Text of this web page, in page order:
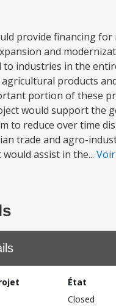
provide financing for
and
industries in the
products
portion of these
would support the
to reduce over time
trade and agro-
assist in the...
État
Closed